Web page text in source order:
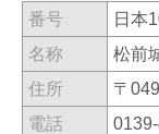
番号 日本
名称
松前
住所
〒
電話